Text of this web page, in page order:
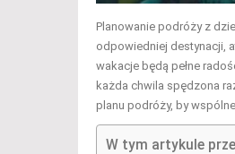
Planowanie podróży z
odpowiedniej destynacji,
wakacje będą pełne
każda chwila spędzona
planu podróży, by
W tym artykule